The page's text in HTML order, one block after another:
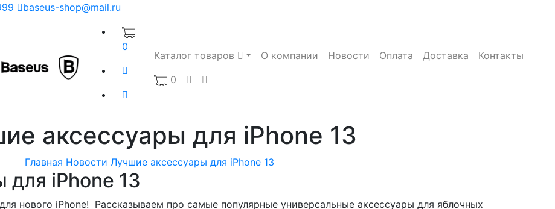
baseus-shop@mail.ru
0
Каталог товаров О компании Новости Оплата Доставка
Контакты
0
аксессуары для iPhone 13
Главная Новости Лучшие аксессуары для iPhone 13
для iPhone 13
нового iPhone! Рассказываем про самые популярные универсальные аксессуары для яблочных